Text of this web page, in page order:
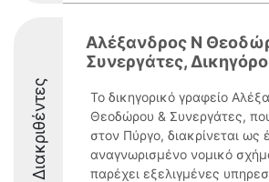
Διακριθέντες
Αλέξανδρος Ν
Συνεργάτες,
Το δικηγορικό γραφείο
Θεοδώρου & Συνεργάτες,
στον Πύργο, διακρίνεται ως
αναγνωρισμένο νομικό
παρέχει εξελιγμένες